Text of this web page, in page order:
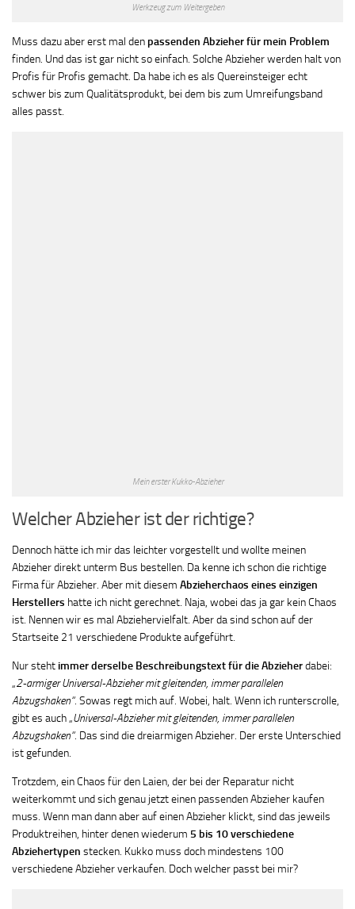
Werkzeug zum Weitergeben
Muss dazu aber erst mal den passenden Abzieher für mein Problem
finden. Und das ist gar nicht so einfach. Solche Abzieher werden halt von
Profis für Profis gemacht. Da habe ich es als Quereinsteiger echt
schwer bis zum Qualitätsprodukt, bei dem bis zum Umreifungsband
alles passt.
Mein erster Kukko-Abzieher
Welcher Abzieher ist der richtige?
Dennoch hätte ich mir das leichter vorgestellt und wollte meinen
Abzieher direkt unterm Bus bestellen. Da kenne ich schon die richtige
Firma für Abzieher. Aber mit diesem Abzieherchaos eines einzigen
Herstellers hatte ich nicht gerechnet. Naja, wobei das ja gar kein Chaos
ist. Nennen wir es mal Abziehervielfalt. Aber da sind schon auf der
Startseite 21 verschiedene Produkte aufgeführt.
Nur steht immer derselbe Beschreibungstext für die Abzieherdabei:
„2-armiger Universal-Abzieher mit gleitenden, immer parallelen
Abzugshaken“. Sowas regt mich auf. Wobei, halt. Wenn ich runterscrolle,
gibt es auch „Universal-Abzieher mit gleitenden, immer parallelen
Abzugshaken“. Das sind die dreiarmigen Abzieher. Der erste Unterschied
ist gefunden.
Trotzdem, ein Chaos für den Laien, der bei der Reparatur nicht
weiterkommt und sich genau jetzt einen passenden Abzieher kaufen
muss. Wenn man dann aber auf einen Abzieher klickt, sind das jeweils
Produktreihen, hinter denen wiederum 5 bis 10 verschiedene
Abziehertypen stecken. Kukko muss doch mindestens 100
verschiedene Abzieher verkaufen. Doch welcher passt bei mir?